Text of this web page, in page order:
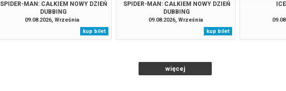
SPIDER-MAN: CAŁKIEM NOWY DZIEŃ
DUBBING
09.08.2026, Września
kup bilet
SPIDER-MAN: CAŁKIEM NOWY DZIEŃ
DUBBING
09.08.2026, Września
kup bilet
więcej